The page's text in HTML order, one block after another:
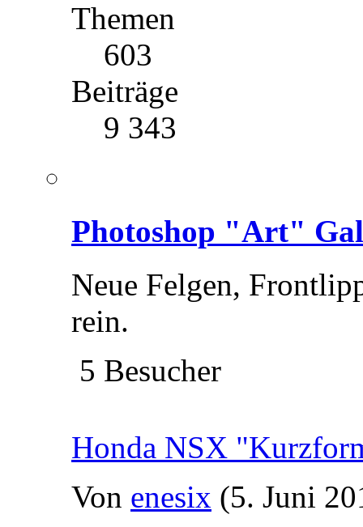
Themen
603
Beiträge
9 343
Photoshop "Art"
Neue Felgen,
rein.
5 Besucher
Honda NSX
Von enesix (5. Juni